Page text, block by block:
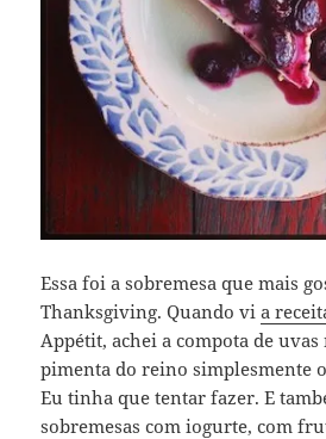
Essa foi a sobremesa que mais
Thanksgiving. Quando via
Appétit, achei a compota de uvas
pimenta do reino simplesmente
Eu tinha que tentar fazer. E
sobremesas com iogurte, com